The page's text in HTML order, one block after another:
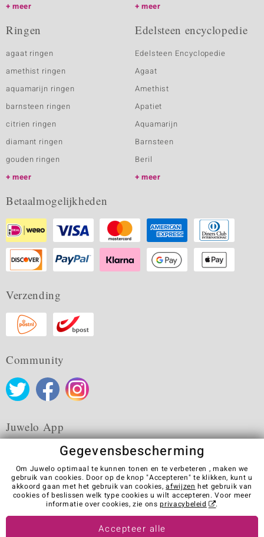
meer
meer
Ringen
agaat ringen
amethist ringen
aquamarijn ringen
barnsteen ringen
citrien ringen
diamant ringen
gouden ringen
meer
Edelsteen encyclopedie
Edelsteen Encyclopedie
Agaat
Amethist
Apatiet
Aquamarijn
Barnsteen
Beril
meer
Betaalmogelijkheden
Verzending
Community
Juwelo App
Algemene verkoopvoorwaarden Privacybeleid
Cookies
Colofon
Contact
Contract herroepen
Visit our stores in other countries:
Gegevensbescherming
Om Juwelo optimaal te kunnen tonen en te verbeteren , maken we
gebruik van cookies. Door op de knop "Accepteren" te klikken, kunt u
akkoord gaan met het gebruik van cookies,afwijzen het gebruik van
cookies of beslissen welk type cookies u wilt accepteren. Voor meer
informatie over cookies, zie onsprivacybeleid .
Accepteer alle